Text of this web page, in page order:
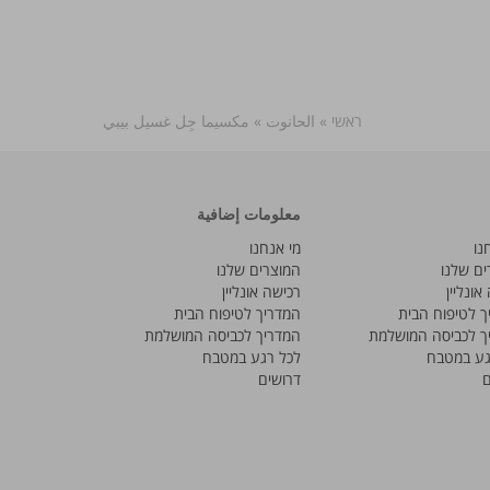
ראשי » الحانوت » مكسيما جِل غسيل بيبي
שלנו
לטיפוח הבית
לכביסה המושלמת
במטבח
معلومات إضافية
מי אנחנו
המוצרים שלנו
רכישה אונליין
המדריך לטיפוח הבית
המדריך לכביסה המושלמת
לכל רגע במטבח
דרושים